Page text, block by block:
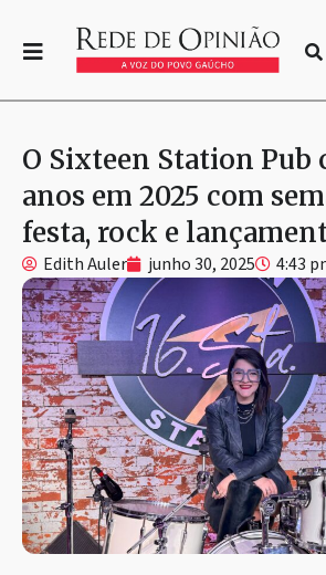
O Sixteen Station Pub
anos em 2025 com
festa, rock e
Edith Auler junho 30, 2025 4:43